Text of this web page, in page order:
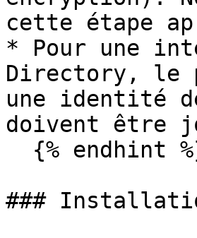
cette étape
* Pour une
Directory, le
une identité
doivent être
###